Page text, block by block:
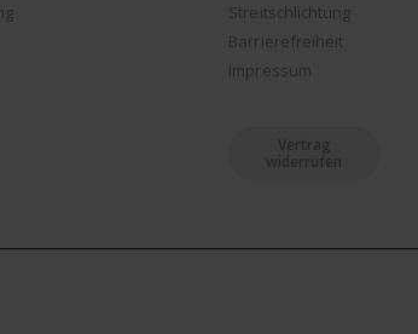
Streitschlichtung
Barrierefreiheit
Impressum
Vertrag
widerrufen